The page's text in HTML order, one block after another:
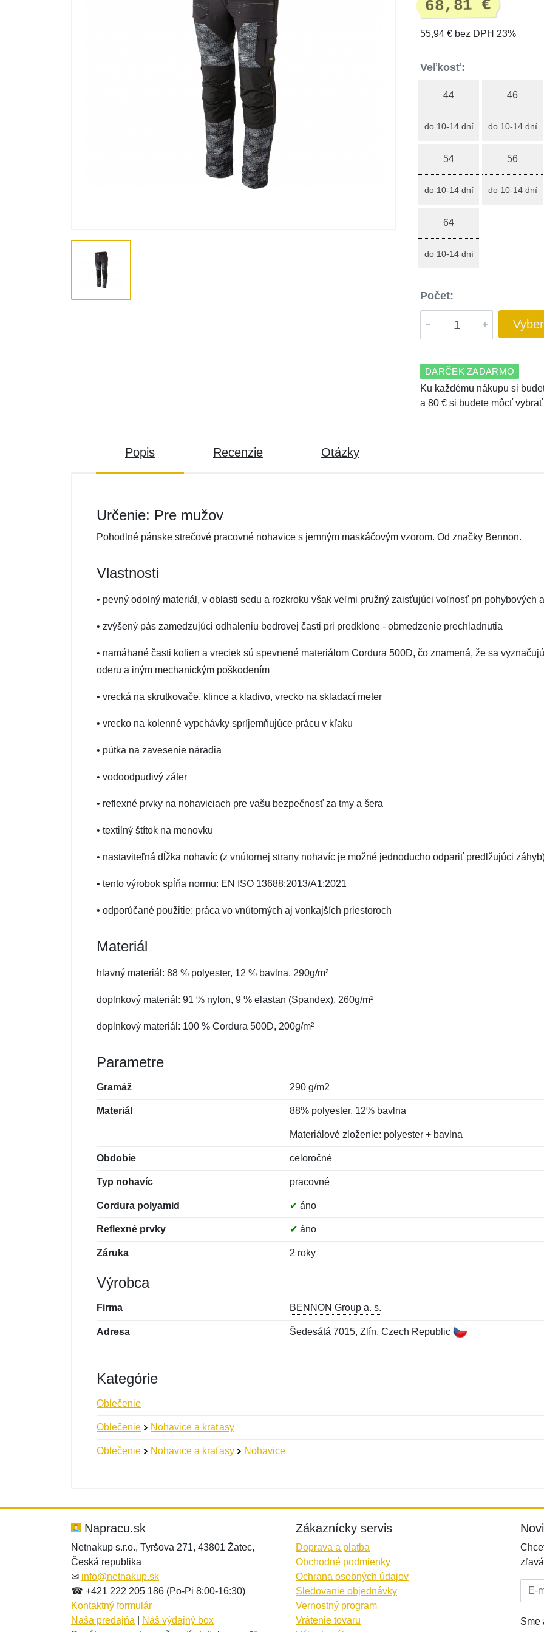
68,81 €
55,94 € bez DPH 23%
Veľkosť:
44
do 10-14 dní
46
do 10-14 dní
54
do 10-14 dní
56
do 10-14 dní
64
do 10-14 dní
Počet:
DARČEK ZADARMO
Ku každému nákupu si
a 80 € si budete môcť
Popis Recenzie Otázky
Určenie: Pre mužov
Pohodlné pánske strečové pracovné nohavice s jemným maskáčovým vzorom. Od značky Bennon.
Vlastnosti
• pevný odolný materiál, v oblasti sedu a rozkroku však veľmi pružný zaisťujúci voľnosť pri pohybových
• zvýšený pás zamedzujúci odhaleniu bedrovej časti pri predklone - obmedzenie prechladnutia
• namáhané časti kolien a vreciek sú spevnené materiálom Cordura 500D, čo znamená, že sa
oderu a iným mechanickým poškodením
• vrecká na skrutkovače, klince a kladivo, vrecko na skladací meter
• vrecko na kolenné vypchávky spríjemňujúce prácu v kľaku
• pútka na zavesenie náradia
• vodoodpudivý záter
• reflexné prvky na nohaviciach pre vašu bezpečnosť za tmy a šera
• textilný štítok na menovku
• nastaviteľná dĺžka nohavíc (z vnútornej strany nohavíc je možné jednoducho odpariť predlžujúci
• tento výrobok spĺňa normu: EN ISO 13688:2013/A1:2021
• odporúčané použitie: práca vo vnútorných aj vonkajších priestoroch
Materiál
hlavný materiál: 88 % polyester, 12 % bavlna, 290g/m²
doplnkový materiál: 91 % nylon, 9 % elastan (Spandex), 260g/m²
doplnkový materiál: 100 % Cordura 500D, 200g/m²
Parametre
Gramáž 290 g/m2
Materiál 88% polyester, 12% bavlna
Materiálové zloženie: polyester + bavlna
Obdobie celoročné
Typ nohavíc pracovné
Cordura polyamid ✔ áno
Reflexné prvky ✔ áno
Záruka 2 roky
Výrobca
Firma BENNON Group a. s.
Adresa Šedesátá 7015, Zlín, Czech Republic
Kategórie
Oblečenie
Oblečenie Nohavice a kraťasy
Oblečenie Nohavice a kraťasy Nohavice
Správa*
Správa*
Napracu.sk
Netnakup s.r.o., Tyršova 271, 43801 Žatec,
Česká republika
✉ info@netnakup.sk
☎ +421 222 205 186 (Po-Pi 8:00-16:30)
Kontaktný formulár
Naša predajňa
Náš výdajný box
Zákaznícky servis
Doprava a platba
Obchodné podmienky
Ochrana osobných údajov
Sledovanie objednávky
Vernostný program
Vrátenie tovaru
E-
Sme